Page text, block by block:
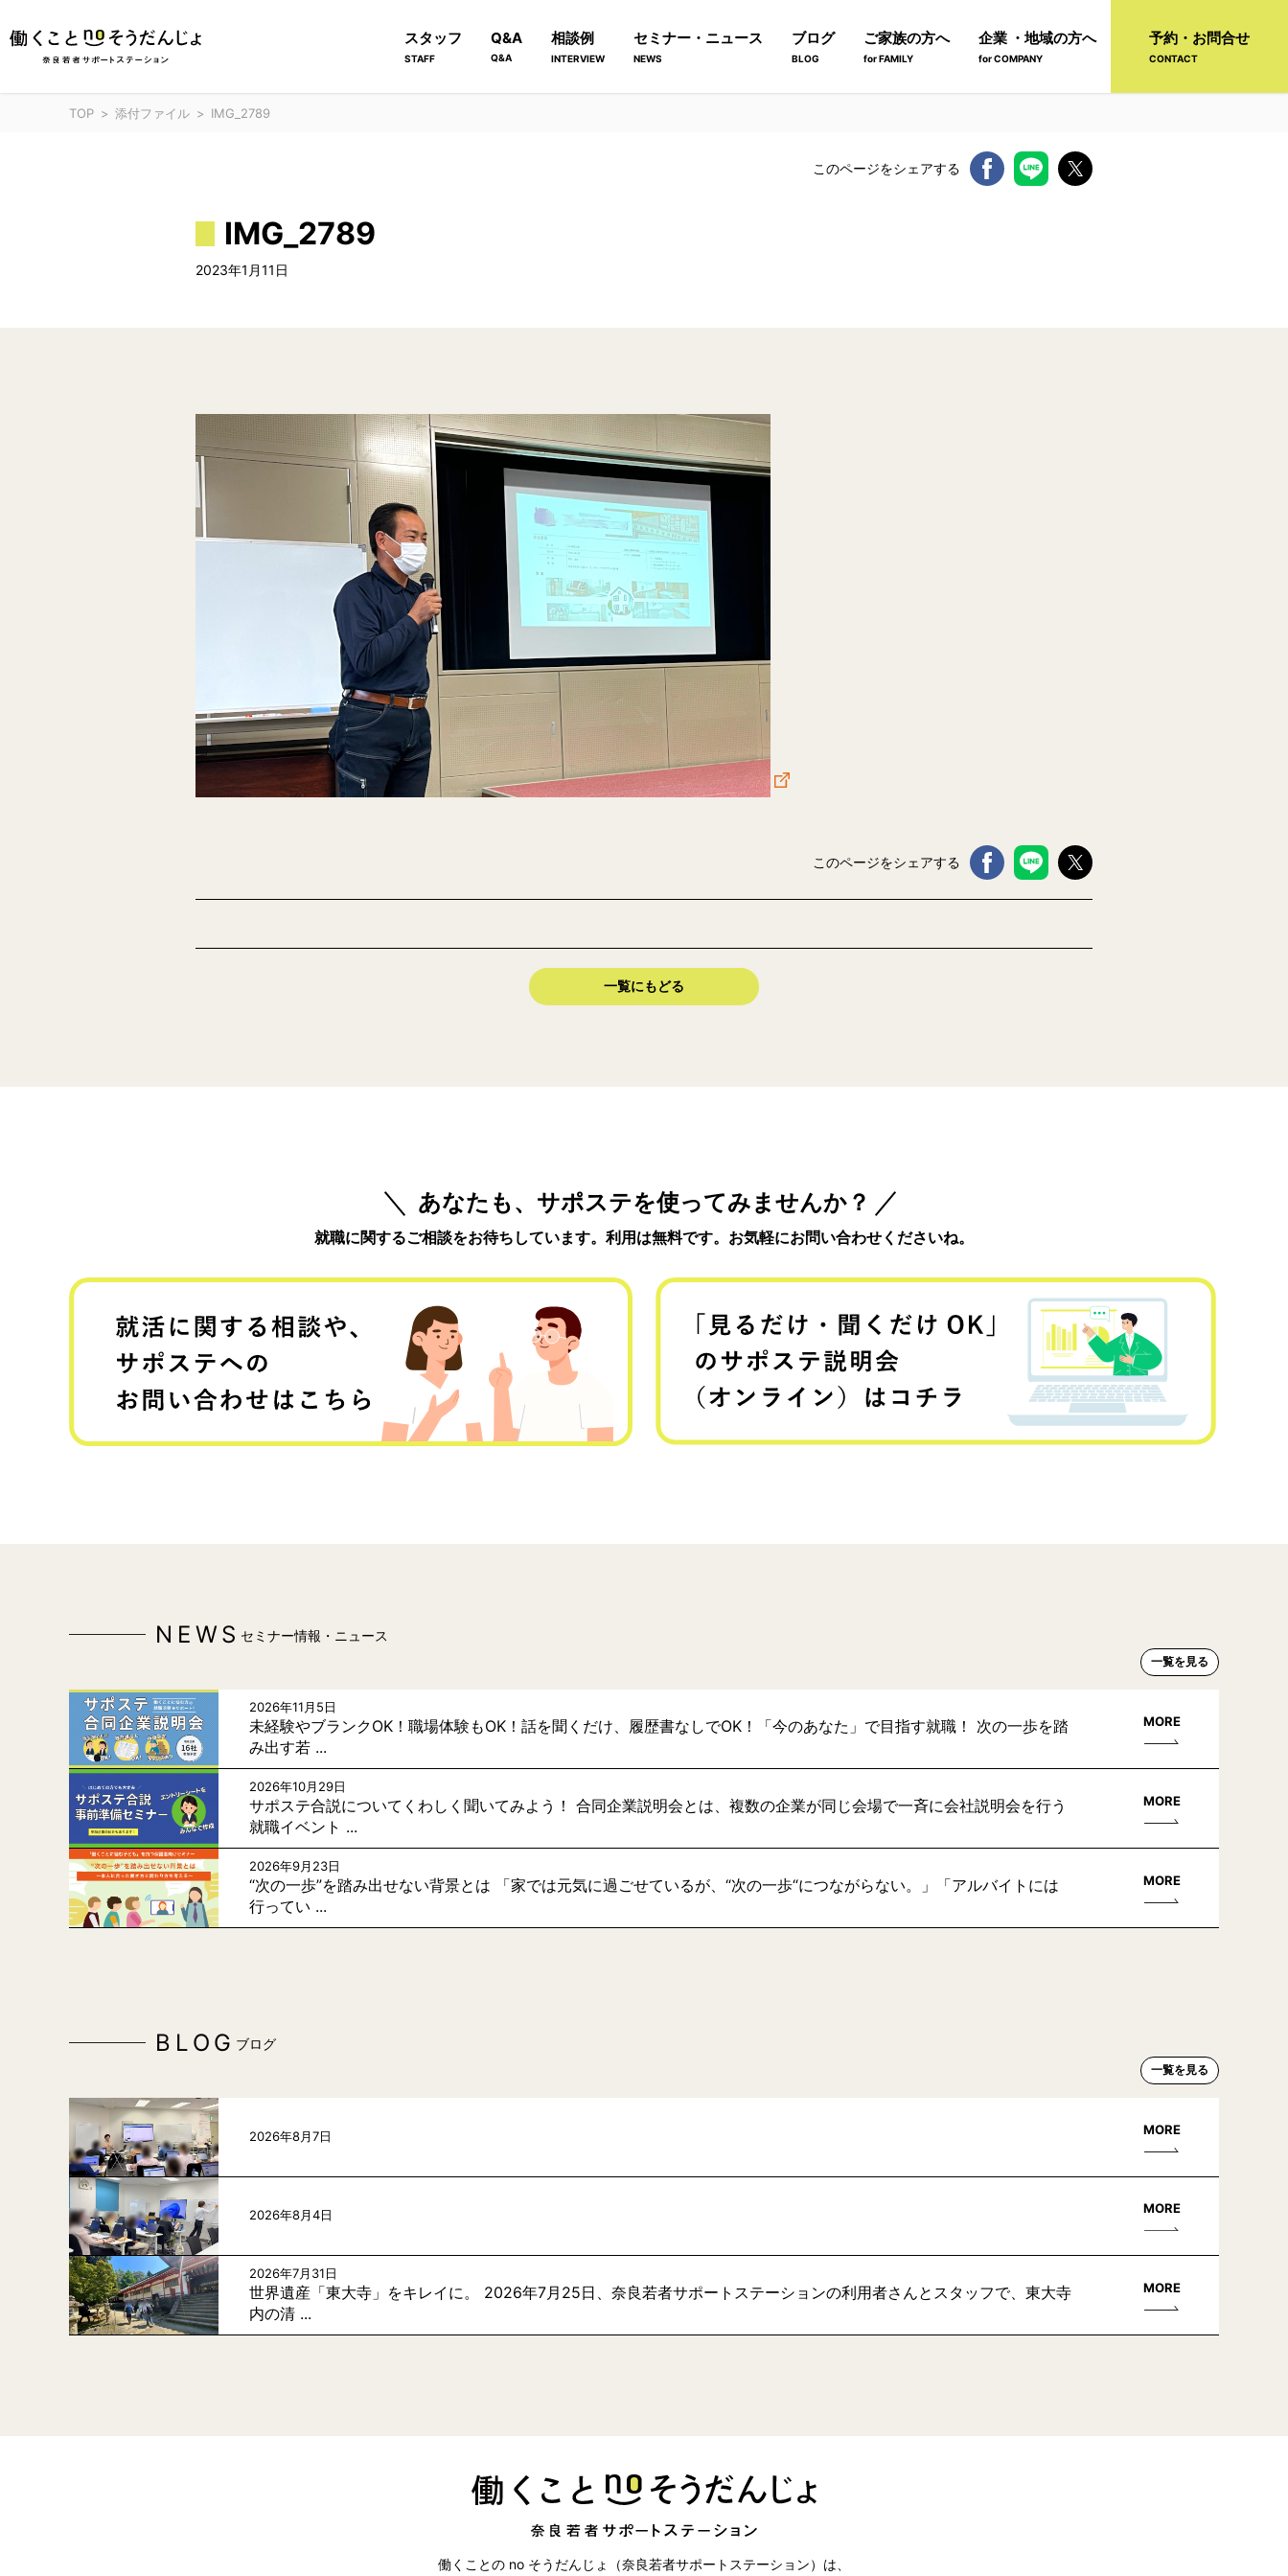
スタッフ
STAFF
Q&A
Q&A
相談例
INTERVIEW
セミナー・ニュース
NEWS
ブログ
BLOG
ご家族の方へ
for FAMILY
企業 ・地域の方へ
for COMPANY
予約・お問合せ
CONTACT
TOP 添付ファイル IMG_2789
このページをシェアする
IMG_2789
2023年1月11日
このページをシェアする
一覧にもどる
あなたも、サポステを使ってみませんか？
就職に関するご相談をお待ちしています。利用は無料です。お気軽にお問い合わせくださいね。
NEWS セミナー情報・ニュース
一覧を見る
2026年11月5日
未経験やブランクOK！職場体験もOK！話を聞くだけ、履歴書なしでOK！「今のあなた」で目指す就職！ 次の一歩を踏
み出す若 ...
MORE
2026年10月29日
サポステ合説についてくわしく聞いてみよう！ 合同企業説明会とは、複数の企業が同じ会場で一斉に会社説明会を行う
就職イベント ...
MORE
2026年9月23日
“次の一歩”を踏み出せない背景とは 「家では元気に過ごせているが、“次の一歩“につながらない。」「アルバイトには
行ってい ...
MORE
BLOG ブログ
一覧を見る
2026年8月7日 MORE
2026年8月4日 MORE
2026年7月31日
世界遺産「東大寺」をキレイに。 2026年7月25日、奈良若者サポートステーションの利用者さんとスタッフで、東大寺
内の清 ...
MORE
働くことの no そうだんじょ（奈良若者サポートステーション）は、